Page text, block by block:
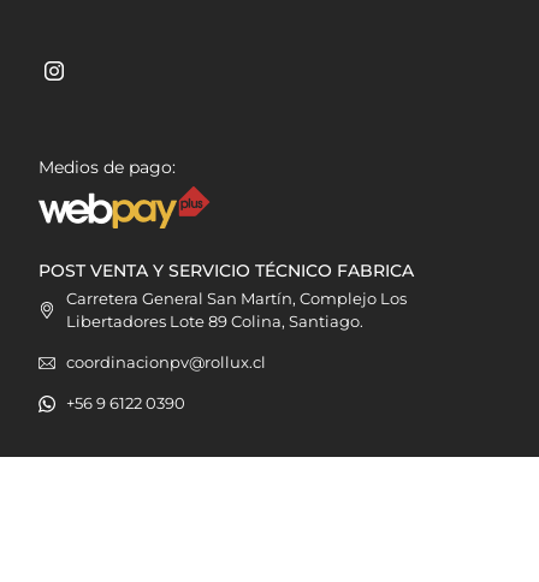
Medios de pago:
POST VENTA Y SERVICIO TÉCNICO FABRICA
Carretera General San Martín, Complejo Los
Libertadores Lote 89 Colina, Santiago.
coordinacionpv@rollux.cl
+56 9 6122 0390